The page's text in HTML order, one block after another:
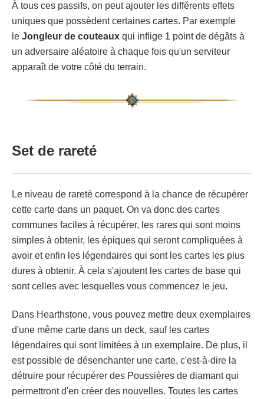
À tous ces passifs, on peut ajouter les différents effets
uniques que possèdent certaines cartes. Par exemple
le Jongleur de couteaux qui inflige 1 point de dégâts à
un adversaire aléatoire à chaque fois qu'un serviteur
apparaît de votre côté du terrain.
Set de rareté
Le niveau de rareté correspond à la chance de récupérer
cette carte dans un paquet. On va donc des cartes
communes faciles à récupérer, les rares qui sont moins
simples à obtenir, les épiques qui seront compliquées à
avoir et enfin les légendaires qui sont les cartes les plus
dures à obtenir. À cela s'ajoutent les cartes de base qui
sont celles avec lesquelles vous commencez le jeu.
Dans Hearthstone, vous pouvez mettre deux exemplaires
d'une même carte dans un deck, sauf les cartes
légendaires qui sont limitées à un exemplaire. De plus, il
est possible de désenchanter une carte, c'est-à-dire la
détruire pour récupérer des Poussières de diamant qui
permettront d'en créer des nouvelles. Toutes les cartes